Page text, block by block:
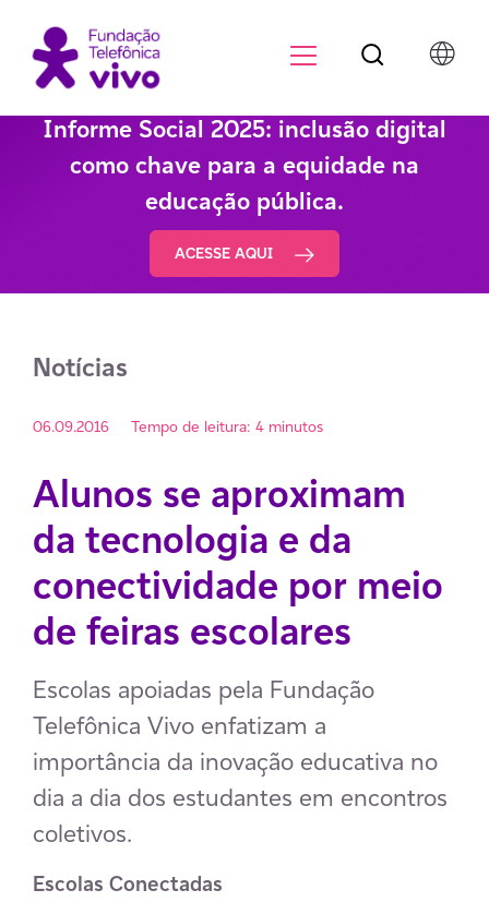
Informe Social 2025: inclusão digital
como chave para a equidade na
educação pública.
ACESSE AQUI
Notícias
06.09.2016 Tempo de leitura: 4 minutos
Alunos se aproximam
da tecnologia e da
conectividade por meio
de feiras escolares
Escolas apoiadas pela Fundação
Telefônica Vivo enfatizam a
importância da inovação educativa no
dia a dia dos estudantes em encontros
coletivos.
Escolas Conectadas
Botão de